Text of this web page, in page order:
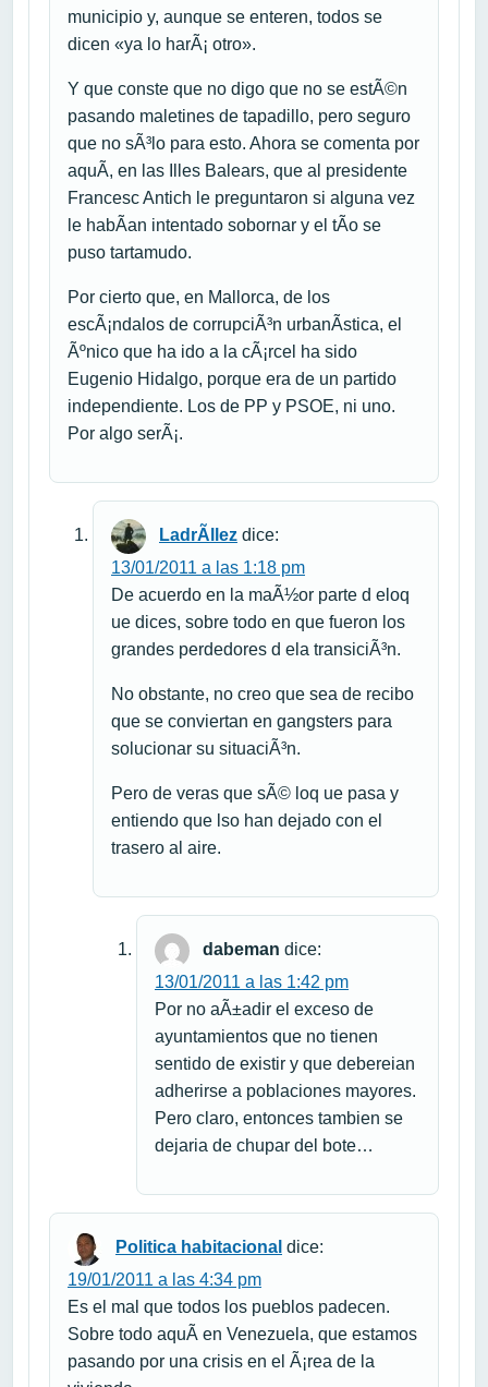
municipio y, aunque se enteren, todos se
dicen «ya lo harÃ¡ otro».
Y que conste que no digo que no se estÃ©n
pasando maletines de tapadillo, pero seguro
que no sÃ³lo para esto. Ahora se comenta por
aquÃ­, en las Illes Balears, que al presidente
Francesc Antich le preguntaron si alguna vez
le habÃ­an intentado sobornar y el tÃ­o se
puso tartamudo.
Por cierto que, en Mallorca, de los
escÃ¡ndalos de corrupciÃ³n urbanÃ­stica, el
Ãºnico que ha ido a la cÃ¡rcel ha sido
Eugenio Hidalgo, porque era de un partido
independiente. Los de PP y PSOE, ni uno.
Por algo serÃ¡.
LadrÃ­llez dice:
13/01/2011 a las 1:18 pm
De acuerdo en la maÃ½or parte d eloq
ue dices, sobre todo en que fueron los
grandes perdedores d ela transiciÃ³n.
No obstante, no creo que sea de recibo
que se conviertan en gangsters para
solucionar su situaciÃ³n.
Pero de veras que sÃ© loq ue pasa y
entiendo que lso han dejado con el
trasero al aire.
dabeman dice:
13/01/2011 a las 1:42 pm
Por no aÃ±adir el exceso de
ayuntamientos que no tienen
sentido de existir y que debereian
adherirse a poblaciones mayores.
Pero claro, entonces tambien se
dejaria de chupar del bote…
Politica habitacional dice:
19/01/2011 a las 4:34 pm
Es el mal que todos los pueblos padecen.
Sobre todo aquÃ­ en Venezuela, que estamos
pasando por una crisis en el Ã¡rea de la